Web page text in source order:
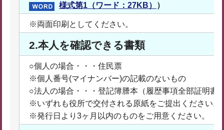
様式第1（ワード：27KB）
）
※両面印刷としてください。
2.本人を確認できる書類
○個人の場合・・・住民票
※個人番号(マイナンバー)の記載のないもの
○法人の場合・・・登記簿謄本（履歴事項全部証明書
※いずれも役所で交付される原紙をご提出ください。
※発行日より3ヶ月以内のものをご用意ください。